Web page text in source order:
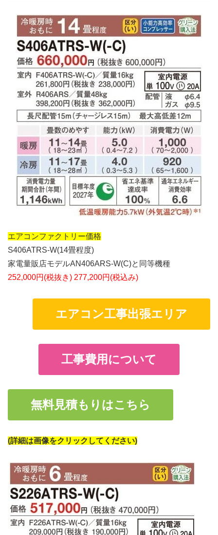
エアコンファクトリー価格
S406ATRS-W(14畳程度)
家電量販店モデルAN406ARS-W(C)と同等機種
252,000円(税抜き) 277,200円(税込み)
エアコン工事出張エリア
工事費用について
無料見積もりはこちら
(詳細は画像をクリックしてください)